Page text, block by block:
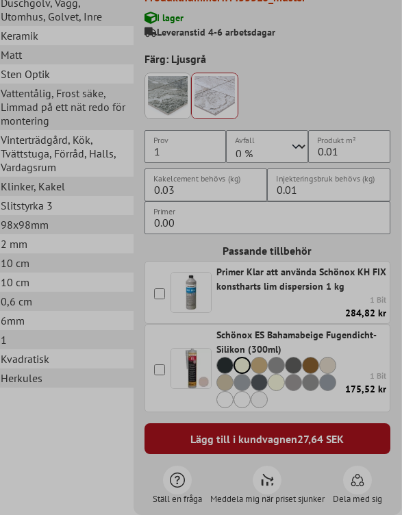
Utomhus, Golvet, Inre
Keramik
Matt
Sten Optik
Vattentålig, Frost säke,
Limmad på ett nät redo för
montering
Vinterträdgård, Kök,
Tvättstuga, Förråd, Halls,
Vardagsrum
Klinker, Kakel
Slitstyrka 3
98x98mm
2 mm
10 cm
10 cm
0,6 cm
6mm
1
Kvadratisk
Herkules
I lager
Leveranstid 4-6 arbetsdagar
Färg: Ljusgrå
Prov Avfall Produkt m²
Kakelcement behövs (kg) Injekteringsbruk behövs (kg)
Primer
Passande tillbehör
Primer Klar att använda Schönox KH FIX
konstharts lim dispersion 1 kg
1 Bit
284,82 kr
Schönox ES Bahamabeige Fugendicht-
Silikon (300ml)
1 Bit
175,52 kr
Lägg till i kundvagnen27,64 SEK
Ställ en fråga Meddela mig när priset sjunker Dela med sig